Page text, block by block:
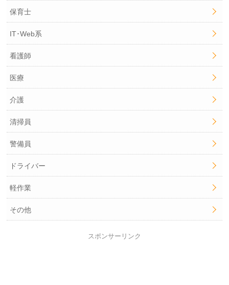
保育士
IT･Web系
看護師
医療
介護
清掃員
警備員
ドライバー
軽作業
その他
スポンサーリンク